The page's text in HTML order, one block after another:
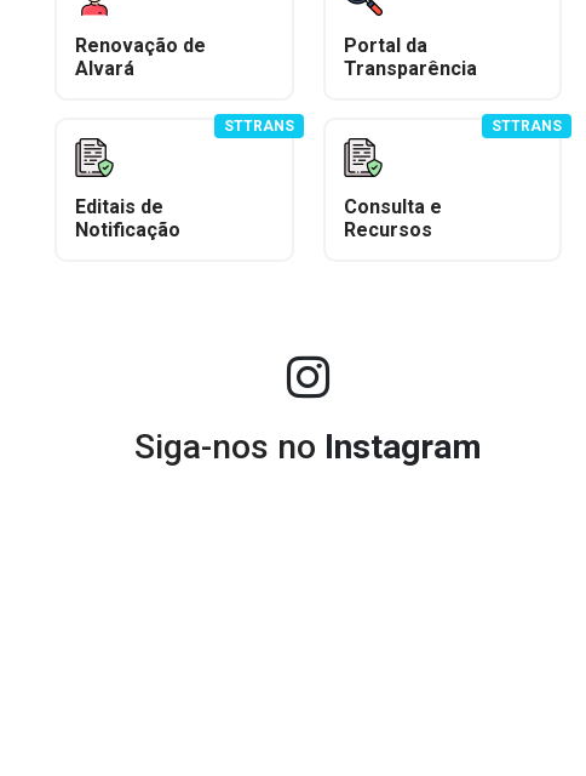
Renovação de
Alvará
Portal da
Transparência
Editais de
Notificação
STTRANS
Consulta e
Recursos
STTRANS
Siga-nos no Instagram